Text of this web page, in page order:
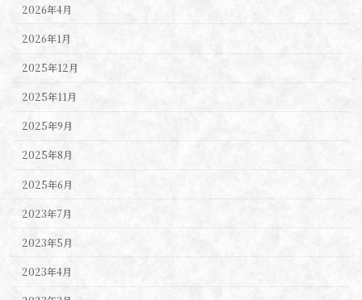
2026年4月
2026年1月
2025年12月
2025年11月
2025年9月
2025年8月
2025年6月
2023年7月
2023年5月
2023年4月